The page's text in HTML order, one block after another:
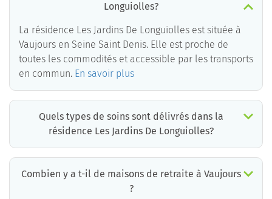
Longuiolles?
La résidence Les Jardins De Longuiolles est située à
Vaujours en Seine Saint Denis. Elle est proche de
toutes les commodités et accessible par les transports
en commun. En savoir plus
Quels types de soins sont délivrés dans la
résidence Les Jardins De Longuiolles?
Combien y a t-il de maisons de retraite à Vaujours
?